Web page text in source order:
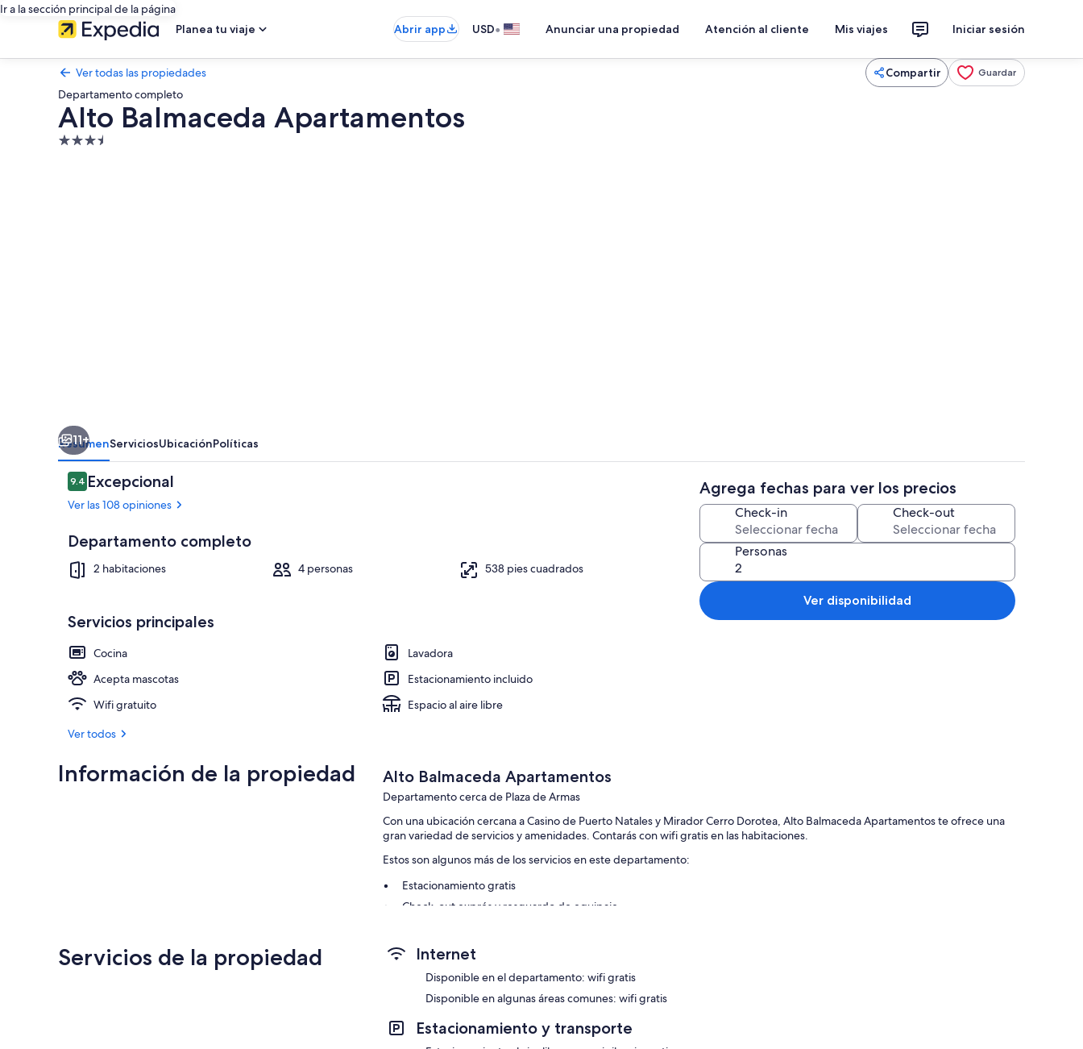
Ir a la sección principal de la página
Planea tu viaje
Abrir app USD• Anunciar una propiedad Atención al cliente Mis viajes Iniciar sesión
Ver todas las propiedades Compartir Guardar
Departamento completo
Alto Balmaceda Apartamentos
Propiedad
Vista frontal de la propiedad
Departamento, 2 habitaciones | Área de sala de estar | Smart TVDepartamento, 2 habitaciones | Área
11+
ResumenServiciosUbicaciónPolíticas
Opiniones
9.49.4 de 10,
Excepcional
Ver las 108 opiniones
Departamento completo
2 habitaciones 4 personas 538 pies cuadrados
Servicios principales
Cocina
Lavadora
Acepta mascotas
Estacionamiento incluido
Wifi gratuito
Espacio al aire libre
Ver todos
Agrega fechas para ver los precios
Check-in Check-out
Personas
Ver disponibilidad
Información de la propiedad Alto Balmaceda Apartamentos
Departamento cerca de Plaza de Armas
Con una ubicación cercana a Casino de Puerto Natales y Mirador Cerro Dorotea, Alto Balmaceda Apartamentos te ofrece una
gran variedad de servicios y amenidades. Contarás con wifi gratis en las habitaciones.
Estos son algunos más de los servicios en este departamento:
Estacionamiento gratis
Check-out exprés y resguardo de equipaje
Todas las habitaciones de Alto Balmaceda Apartamentos cuentan con amenidades, como área de comedor independiente y wifi
Otros servicios que también encontrarás incluyen:
Regaderas tipo lluvia, tinas o regaderas y secadoras de cabello
Servicios de la propiedad Internet
Disponible en el departamento: wifi gratis
Disponible en algunas áreas comunes: wifi gratis
Estacionamiento y transporte